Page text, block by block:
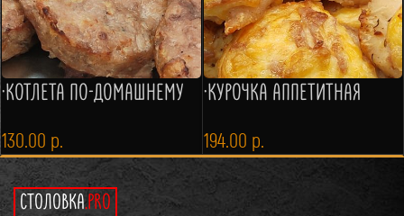
·КОТЛЕТА ПО-ДОМАШНЕМУ
130.00 р.
·КУРОЧКА АППЕТИТНАЯ
194.00 р.
СТОЛОВКА.PRO